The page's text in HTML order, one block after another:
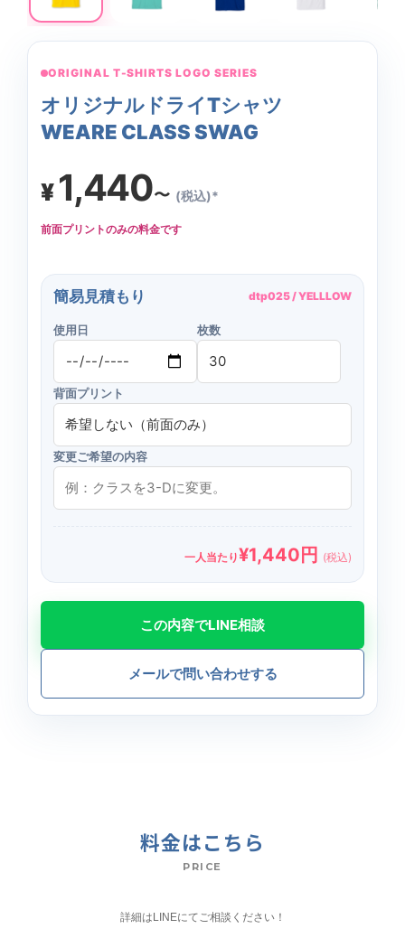
ORIGINAL T-SHIRTS LOGO SERIES
オリジナルドライTシャツ
WEARE CLASS SWAG
¥1,440〜 (税込)*
前面プリントのみの料金です
簡易見積もり dtp025 / YELLLOW
使用日 枚数
背面プリント
変更ご希望の内容
一人当たり¥1,440 円 (税込)
この内容でLINE相談
メールで問い合わせする
料金はこちら
PRICE
詳細はLINEにてご相談ください！